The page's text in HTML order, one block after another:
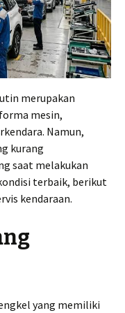
merupakan
mesin,
Namun,
kurang
saat melakukan
terbaik, berikut
kendaraan.
yang memiliki